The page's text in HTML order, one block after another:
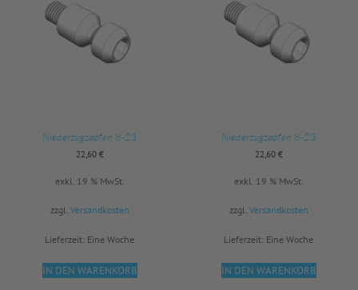
Niederzugzapfen 8-21
22,60 €
exkl. 19 % MwSt.
zzgl. Versandkosten
Lieferzeit: Eine Woche
IN DEN WARENKORB
Niederzugzapfen 8-23
22,60 €
exkl. 19 % MwSt.
zzgl. Versandkosten
Lieferzeit: Eine Woche
IN DEN WARENKORB